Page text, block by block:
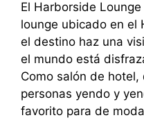
El Harborside
lounge ubicado en el
el destino haz una
el mundo está
Como salón de
personas yendo y
favorito para de